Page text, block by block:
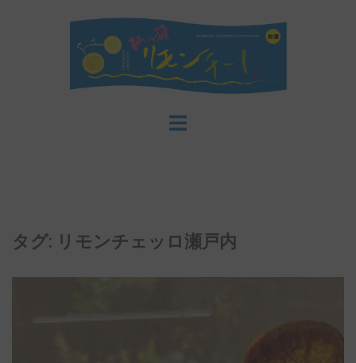
タグ: リモンチェッロ瀬戸内